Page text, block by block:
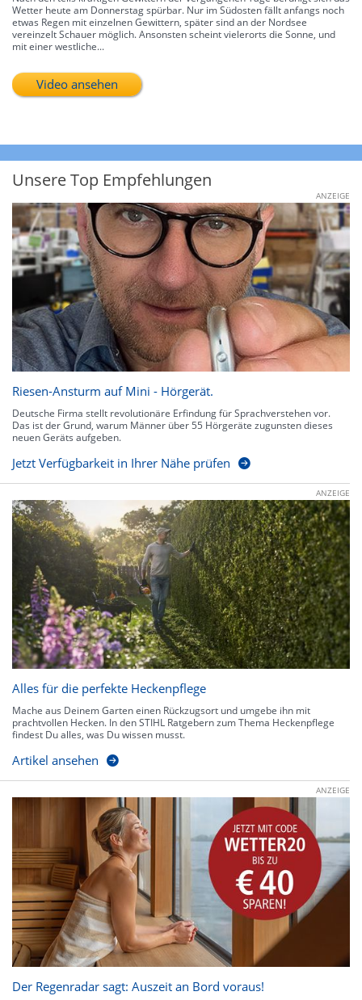
Wetter heute am Donnerstag spürbar. Nur im Südosten fällt anfangs noch
etwas Regen mit einzelnen Gewittern, später sind an der Nordsee
vereinzelt Schauer möglich. Ansonsten scheint vielerorts die Sonne, und
mit einer westliche...
Video ansehen
Unsere Top Empfehlungen
ANZEIGE
Riesen-Ansturm auf Mini - Hörgerät.
Deutsche Firma stellt revolutionäre Erfindung für Sprachverstehen vor.
Das ist der Grund, warum Männer über 55 Hörgeräte zugunsten dieses
neuen Geräts aufgeben.
Jetzt Verfügbarkeit in Ihrer Nähe prüfen
ANZEIGE
Alles für die perfekte Heckenpflege
Mache aus Deinem Garten einen Rückzugsort und umgebe ihn mit
prachtvollen Hecken. In den STIHL Ratgebern zum Thema Heckenpflege
findest Du alles, was Du wissen musst.
Artikel ansehen
ANZEIGE
Der Regenradar sagt: Auszeit an Bord voraus!